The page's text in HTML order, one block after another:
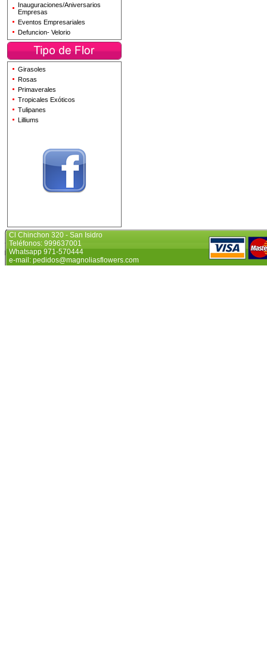
Inauguraciones/Aniversarios
Empresas
Eventos Empresariales
Defuncion- Velorio
Girasoles
Rosas
Primaverales
Tropicales Exóticos
Tulipanes
Lilliums
Cl Chinchon 320 - San Isidro
Teléfonos: 999637001
Whatsapp 971-570444
e-mail: pedidos@magnoliasflowers.com